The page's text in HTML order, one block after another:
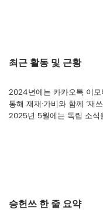
최근 활동 및 근황
2024년에는 카카오톡 이모
통해 재재·가비와 함께 ‘재
2025년 5월에는 독립 소식
승헌쓰 한 줄 요약